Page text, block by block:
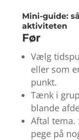
Mini-guide:
aktiviteten
Før
Vælg
eller som
punkt.
Tænk i
blande
Aftal tema.
pege på